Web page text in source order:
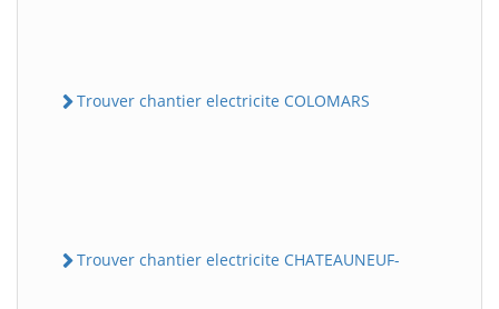
Trouver chantier electricite COLOMARS
Trouver chantier electricite CHATEAUNEUF-